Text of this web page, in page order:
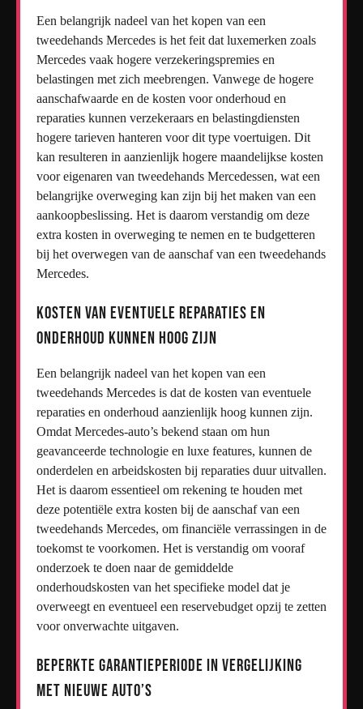
Een belangrijk nadeel van het kopen van een
tweedehands Mercedes is het feit dat luxemerken zoals
Mercedes vaak hogere verzekeringspremies en
belastingen met zich meebrengen. Vanwege de hogere
aanschafwaarde en de kosten voor onderhoud en
reparaties kunnen verzekeraars en belastingdiensten
hogere tarieven hanteren voor dit type voertuigen. Dit
kan resulteren in aanzienlijk hogere maandelijkse kosten
voor eigenaren van tweedehands Mercedessen, wat een
belangrijke overweging kan zijn bij het maken van een
aankoopbeslissing. Het is daarom verstandig om deze
extra kosten in overweging te nemen en te budgetteren
bij het overwegen van de aanschaf van een tweedehands
Mercedes.
Kosten van eventuele reparaties en
onderhoud kunnen hoog zijn
Een belangrijk nadeel van het kopen van een
tweedehands Mercedes is dat de kosten van eventuele
reparaties en onderhoud aanzienlijk hoog kunnen zijn.
Omdat Mercedes-auto’s bekend staan om hun
geavanceerde technologie en luxe features, kunnen de
onderdelen en arbeidskosten bij reparaties duur uitvallen.
Het is daarom essentieel om rekening te houden met
deze potentiële extra kosten bij de aanschaf van een
tweedehands Mercedes, om financiële verrassingen in de
toekomst te voorkomen. Het is verstandig om vooraf
onderzoek te doen naar de gemiddelde
onderhoudskosten van het specifieke model dat je
overweegt en eventueel een reservebudget opzij te zetten
voor onverwachte uitgaven.
Beperkte garantieperiode in vergelijking
met nieuwe auto’s